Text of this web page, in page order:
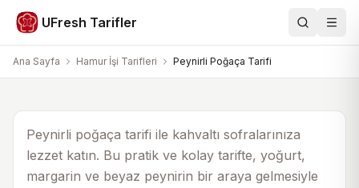
UFresh Tarifler Ara
Ana Sayfa Hamur İşi Tarifleri Peynirli Poğaça Tarifi
Hamur İşi Tarifleri
Peynirli Poğaça Tarifi
25 dk 1 saat 10 dk
Peynirli poğaça tarifi ile kahvaltı sofralarınıza
lezzet katın. Bu pratik ve kolay tarifte, yoğurt,
margarin ve beyaz peynirin bir araya gelmesiyle